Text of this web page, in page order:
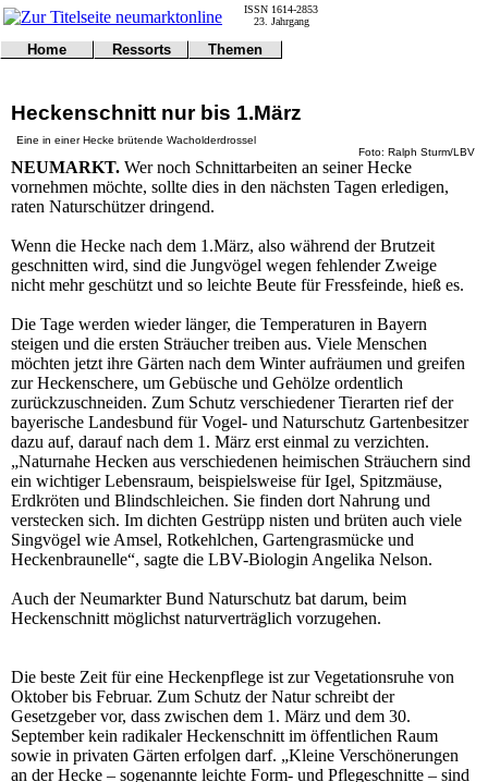
Heckenschnitt nur bis 1.März
Eine in einer Hecke brütende Wacholderdrossel
Foto: Ralph Sturm/LBV
NEUMARKT. Wer noch Schnittarbeiten an seiner Hecke
vornehmen möchte, sollte dies in den nächsten Tagen erledigen,
raten Naturschützer dringend.
Wenn die Hecke nach dem 1.März, also während der Brutzeit
geschnitten wird, sind die Jungvögel wegen fehlender Zweige
nicht mehr geschützt und so leichte Beute für Fressfeinde, hieß es.
Die Tage werden wieder länger, die Temperaturen in Bayern
steigen und die ersten Sträucher treiben aus. Viele Menschen
möchten jetzt ihre Gärten nach dem Winter aufräumen und greifen
zur Heckenschere, um Gebüsche und Gehölze ordentlich
zurückzuschneiden. Zum Schutz verschiedener Tierarten rief der
bayerische Landesbund für Vogel- und Naturschutz Gartenbesitzer
dazu auf, darauf nach dem 1. März erst einmal zu verzichten.
„Naturnahe Hecken aus verschiedenen heimischen Sträuchern sind
ein wichtiger Lebensraum, beispielsweise für Igel, Spitzmäuse,
Erdkröten und Blindschleichen. Sie finden dort Nahrung und
verstecken sich. Im dichten Gestrüpp nisten und brüten auch viele
Singvögel wie Amsel, Rotkehlchen, Gartengrasmücke und
Heckenbraunelle“, sagte die LBV-Biologin Angelika Nelson.
Auch der Neumarkter Bund Naturschutz bat darum, beim
Heckenschnitt möglichst naturverträglich vorzugehen.
Die beste Zeit für eine Heckenpflege ist zur Vegetationsruhe von
Oktober bis Februar. Zum Schutz der Natur schreibt der
Gesetzgeber vor, dass zwischen dem 1. März und dem 30.
September kein radikaler Heckenschnitt im öffentlichen Raum
sowie in privaten Gärten erfolgen darf. „Kleine Verschönerungen
an der Hecke – sogenannte leichte Form- und Pflegeschnitte – sind
ISSN 1614-2853
23. Jahrgang
Home
Notfall
Impressum
Ressorts
Wirtschaft
Sport
Polizei
Wetter
Leser
Themen
Gericht
Online
Tipps
@NM
Freizeit
Leute
Schule
Eilmeldungen